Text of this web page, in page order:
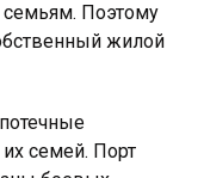
семьям. Поэтому
жилой
семей. Порт